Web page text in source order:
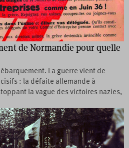
de Normandie pour quelle
La guerre vient de
: la défaite allemande à
la vague des victoires nazies,